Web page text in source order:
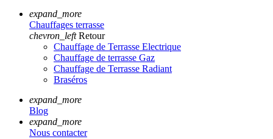
expand_more
Chauffages terrasse
chevron_left Retour
Chauffage de Terrasse Electrique
Chauffage de terrasse Gaz
Chauffage de Terrasse Radiant
Braséros
expand_more
Blog
expand_more
Nous contacter